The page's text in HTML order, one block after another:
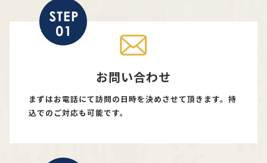
お問い合わせ
まずはお電話にて訪問の日時を決めさせて頂きます。持
込でのご対応も可能です。